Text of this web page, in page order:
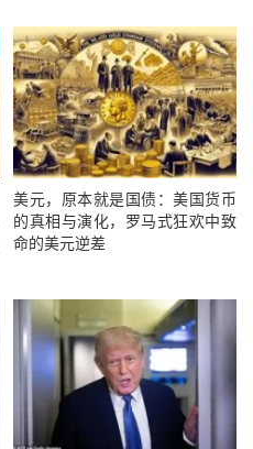
美元，原本就是国债：美国货币
的真相与演化，罗马式狂欢中致
命的美元逆差